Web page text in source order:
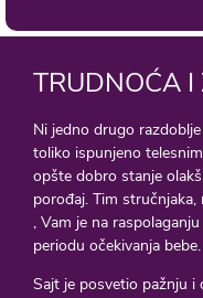
TRUDNOĆA I
Ni jedno drugo
toliko ispunjeno
opšte dobro stanje
porođaj. Tim
, Vam je na
periodu očekivanja bebe.
Sajt je posvetio pažnju i